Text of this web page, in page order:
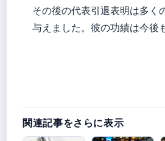
その後の代表引退表明は多く
与えました。彼の功績は今後
関連記事をさらに表示